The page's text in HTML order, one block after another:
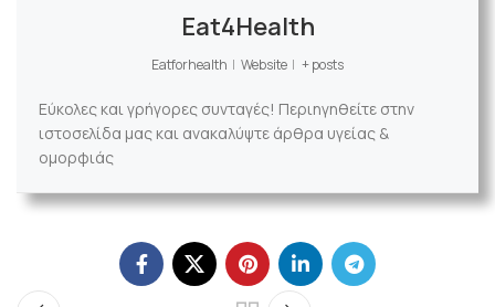
Eat4Health
Eatforhealth | Website | + posts
Εύκολες και γρήγορες συνταγές! Περιηγηθείτε στην
ιστοσελίδα μας και ανακαλύψτε άρθρα υγείας &
ομορφιάς